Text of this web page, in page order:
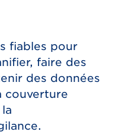
fiables pour
faire des
des données
couverture